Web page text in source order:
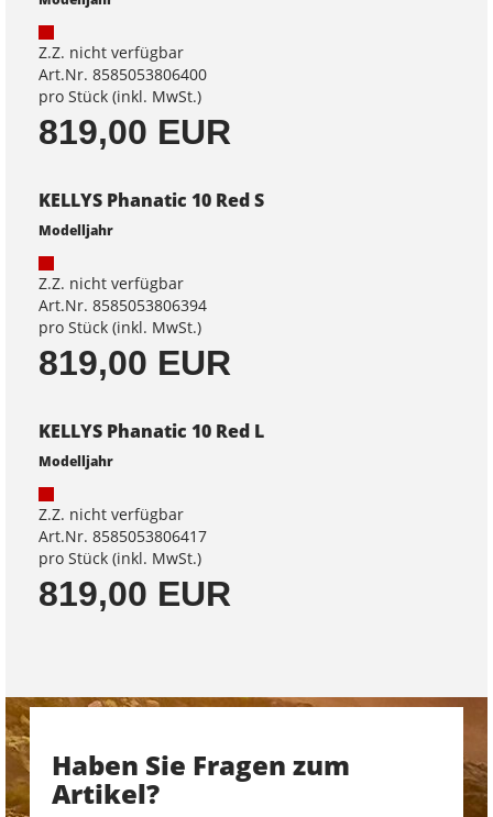
Z.Z. nicht verfügbar
Art.Nr. 8585053806400
pro Stück (inkl. MwSt.)
819,00 EUR
KELLYS Phanatic 10 Red S
Modelljahr
Z.Z. nicht verfügbar
Art.Nr. 8585053806394
pro Stück (inkl. MwSt.)
819,00 EUR
KELLYS Phanatic 10 Red L
Modelljahr
Z.Z. nicht verfügbar
Art.Nr. 8585053806417
pro Stück (inkl. MwSt.)
819,00 EUR
Haben Sie Fragen zum
Artikel?